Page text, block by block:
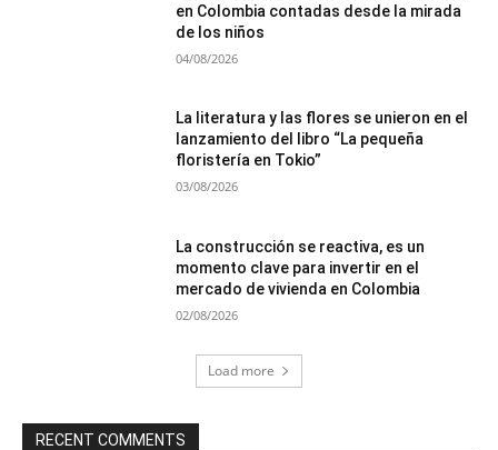
en Colombia contadas desde la mirada
de los niños
04/08/2026
La literatura y las flores se unieron en el
lanzamiento del libro “La pequeña
floristería en Tokio”
03/08/2026
La construcción se reactiva, es un
momento clave para invertir en el
mercado de vivienda en Colombia
02/08/2026
Load more
RECENT COMMENTS